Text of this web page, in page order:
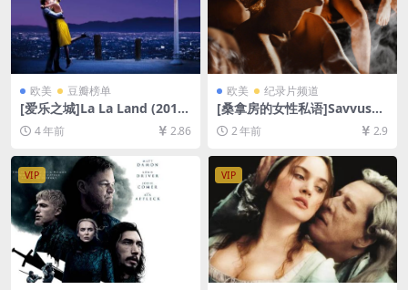
欧美 豆瓣榜单
[爱乐之城]La La Land (2016)
[百度网盘+迅雷云盘资源1080
P超清未删减][MP4/9GB][中
英字幕]
4 年前 2.86
欧美 纪录片频道
[桑拿房的女性私语]Savvusan
na sõsarad (2023)[百度网盘
+夸克网盘1080P超清未删减
资源][网盘在线播放/下载][MP
4/2.5GB][中文字幕]
2 年前 2.9
VIP VIP